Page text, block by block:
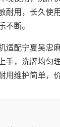
耐用，长久使
不断。
适配宁夏吴忠
手，洗牌均匀
用维护简单，价